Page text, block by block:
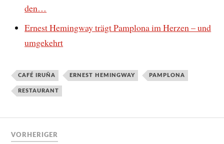
den…
Ernest Hemingway trägt Pamplona im Herzen – und
umgekehrt
CAFÉ IRUÑA ERNEST HEMINGWAY PAMPLONA
RESTAURANT
VORHERIGER